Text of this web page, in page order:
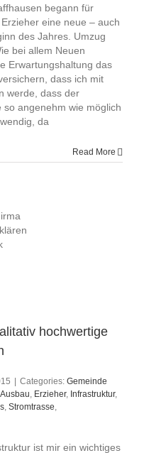
begann für
eine neue – auch
des Jahres. Umzug
bei allem Neuen
Erwartungshaltung das
dass ich mit
werde, dass der
angenehm wie möglich
da
Read More
hochwertige
Categories: Gemeinde
, Erzieher, Infrastruktur,
, Stromtrasse,
ist mir ein wichtiges